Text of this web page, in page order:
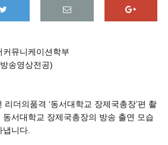
뮤니케이션학부
송영상전공)
더의품격 ‘동서대학교 장제국총장’편 촬
서대학교 장제국총장의 방송 출연 모습
니다.